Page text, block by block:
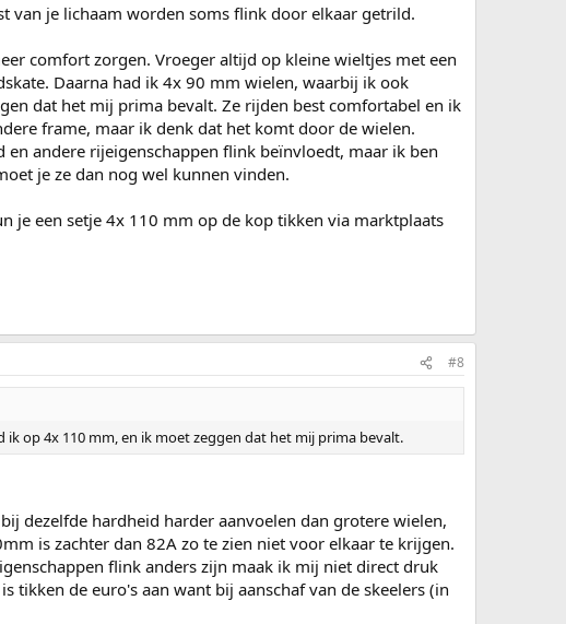
van je lichaam worden soms flink door elkaar getrild.
comfort zorgen. Vroeger altijd op kleine wieltjes met een
Daarna had ik 4x 90 mm wielen, waarbij ik ook
dat het mij prima bevalt. Ze rijden best comfortabel en ik
frame, maar ik denk dat het komt door de wielen.
andere rijeigenschappen flink beïnvloedt, maar ik ben
je ze dan nog wel kunnen vinden.
je een setje 4x 110 mm op de kop tikken via marktplaats
#8
op 4x 110 mm, en ik moet zeggen dat het mij prima bevalt.
dezelfde hardheid harder aanvoelen dan grotere wielen,
is zachter dan 82A zo te zien niet voor elkaar te krijgen.
flink anders zijn maak ik mij niet direct druk
de euro's aan want bij aanschaf van de skeelers (in